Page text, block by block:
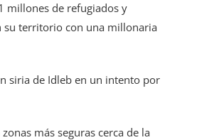
millones de refugiados y
su territorio con una millonaria
siria de Idleb en un intento por
más seguras cerca de la